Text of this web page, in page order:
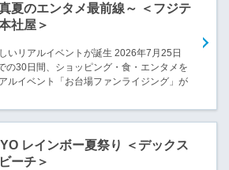
夏のエンタメ最前線～ ＜フジテ
社屋＞
いリアルイベントが誕生 2026年7月25日
の30日間、ショッピング・食・エンタメを
ルイベント「お台場ファンライジング」が
レインボー夏祭り ＜デックス
ーチ＞